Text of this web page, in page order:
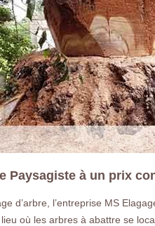
Paysagiste à un prix
d’arbre, l’entreprise MS
où les arbres à abattre se